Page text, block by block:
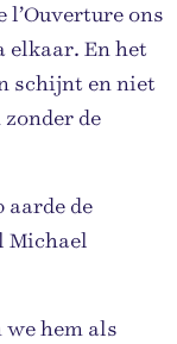
l’Ouverture ons
elkaar. En het
schijnt en niet
de
aarde de
Michael
hem als